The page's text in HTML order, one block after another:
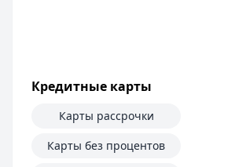
Кредитные карты
Карты рассрочки
Карты без процентов